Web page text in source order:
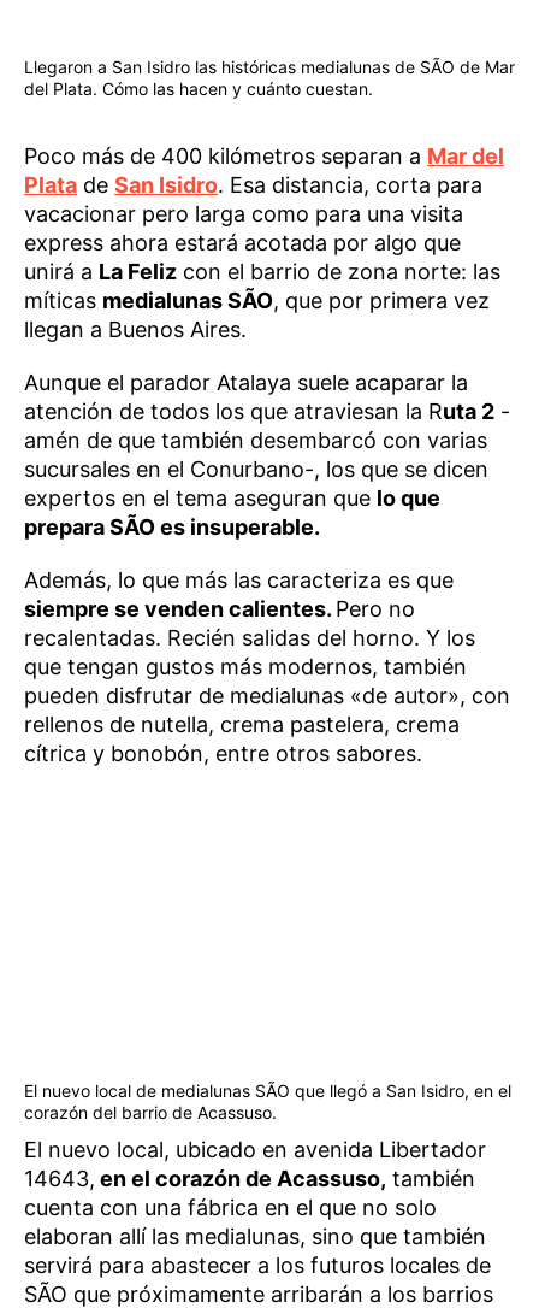
Llegaron a San Isidro las históricas medialunas de SÃO de Mar
del Plata. Cómo las hacen y cuánto cuestan.
Poco más de 400 kilómetros separan a Mar del
Plata de San Isidro. Esa distancia, corta para
vacacionar pero larga como para una visita
express ahora estará acotada por algo que
unirá a La Feliz con el barrio de zona norte: las
míticas medialunas SÃO, que por primera vez
llegan a Buenos Aires.
Aunque el parador Atalaya suele acaparar la
atención de todos los que atraviesan la Ruta 2 -
amén de que también desembarcó con varias
sucursales en el Conurbano-, los que se dicen
expertos en el tema aseguran que lo que
prepara SÃO es insuperable.
Además, lo que más las caracteriza es que
siempre se venden calientes. Pero no
recalentadas. Recién salidas del horno. Y los
que tengan gustos más modernos, también
pueden disfrutar de medialunas «de autor», con
rellenos de nutella, crema pastelera, crema
cítrica y bonobón, entre otros sabores.
El nuevo local de medialunas SÃO que llegó a San Isidro, en el
corazón del barrio de Acassuso.
El nuevo local, ubicado en avenida Libertador
14643, en el corazón de Acassuso, también
cuenta con una fábrica en el que no solo
elaboran allí las medialunas, sino que también
servirá para abastecer a los futuros locales de
SÃO que próximamente arribarán a los barrios